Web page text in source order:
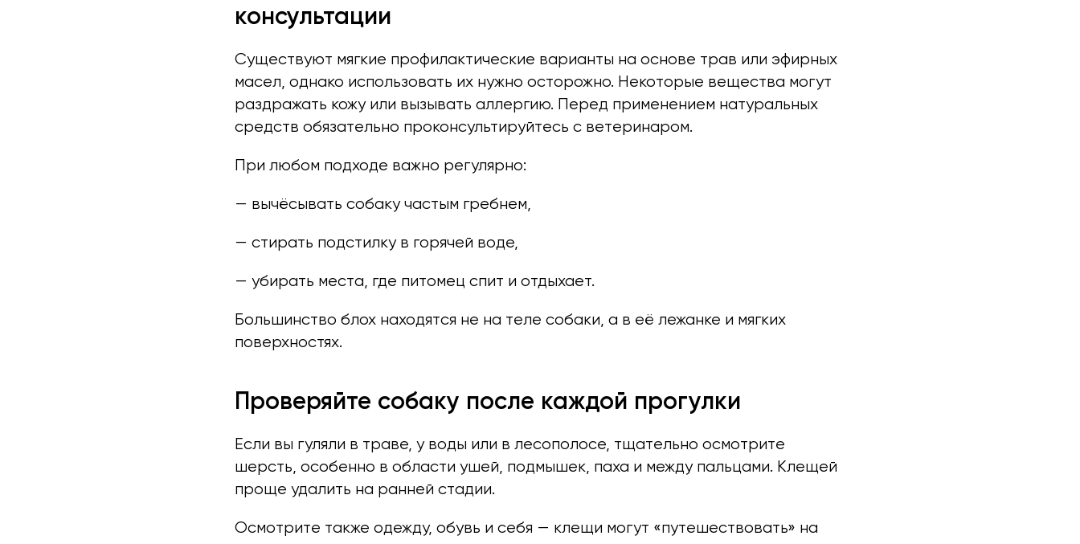
консультации
Существуют мягкие профилактические варианты на основе трав или эфирных
масел, однако использовать их нужно осторожно. Некоторые вещества могут
раздражать кожу или вызывать аллергию. Перед применением натуральных
средств обязательно проконсультируйтесь с ветеринаром.
При любом подходе важно регулярно:
— вычёсывать собаку частым гребнем,
— стирать подстилку в горячей воде,
— убирать места, где питомец спит и отдыхает.
Большинство блох находятся не на теле собаки, а в её лежанке и мягких
поверхностях.
Проверяйте собаку после каждой прогулки
Если вы гуляли в траве, у воды или в лесополосе, тщательно осмотрите
шерсть, особенно в области ушей, подмышек, паха и между пальцами. Клещей
проще удалить на ранней стадии.
Осмотрите также одежду, обувь и себя — клещи могут «путешествовать» на